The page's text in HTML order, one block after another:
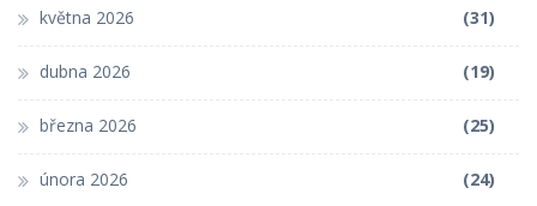
května 2026 (31)
dubna 2026 (19)
března 2026 (25)
února 2026 (24)